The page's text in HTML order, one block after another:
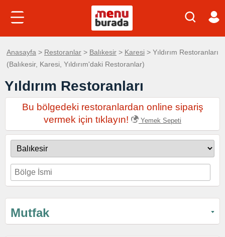
Anasayfa > Restoranlar > Balıkesir > Karesi > Yıldırım Restoranları
(Balıkesir, Karesi, Yıldırım'daki Restoranlar)
Yıldırım Restoranları
Bu bölgedeki restoranlardan online sipariş
vermek için tıklayın!
Yemek Sepeti
Mutfak